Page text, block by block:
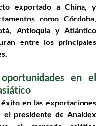
exportado a China, y
como Córdoba,
Antioquia y Atlántico
entre los principales
en el
en las exportaciones
el presidente de Analdex